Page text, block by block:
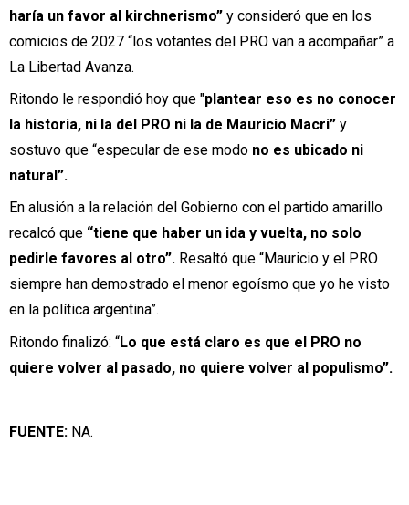
haría un favor al kirchnerismo” y consideró que en los
comicios de 2027 “los votantes del PRO van a acompañar” a
La Libertad Avanza.
Ritondo le respondió hoy que "plantear eso es no conocer
la historia, ni la del PRO ni la de Mauricio Macri” y
sostuvo que “especular de ese modo no es ubicado ni
natural”.
En alusión a la relación del Gobierno con el partido amarillo
recalcó que “tiene que haber un ida y vuelta, no solo
pedirle favores al otro”. Resaltó que “Mauricio y el PRO
siempre han demostrado el menor egoísmo que yo he visto
en la política argentina”.
Ritondo finalizó: “Lo que está claro es que el PRO no
quiere volver al pasado, no quiere volver al populismo”.
FUENTE: NA.